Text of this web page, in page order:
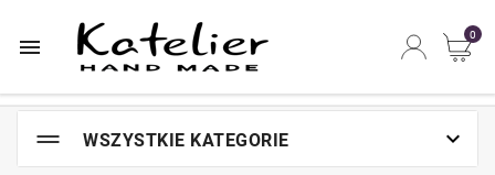
Najszybsze na świecie miejsce zakupów online
 0
WSZYSTKIE KATEGORIE 